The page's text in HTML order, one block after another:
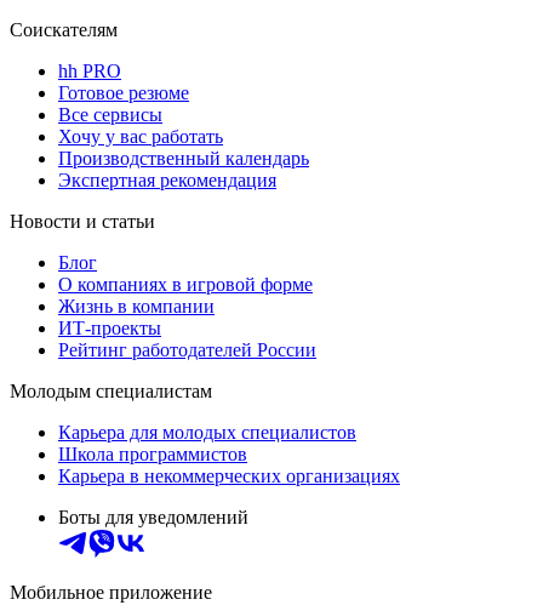
Соискателям
hh PRO
Готовое резюме
Все сервисы
Хочу у вас работать
Производственный календарь
Экспертная рекомендация
Новости и статьи
Блог
О компаниях в игровой форме
Жизнь в компании
ИТ-проекты
Рейтинг работодателей России
Молодым специалистам
Карьера для молодых специалистов
Школа программистов
Карьера в некоммерческих организациях
Боты для уведомлений
Мобильное приложение